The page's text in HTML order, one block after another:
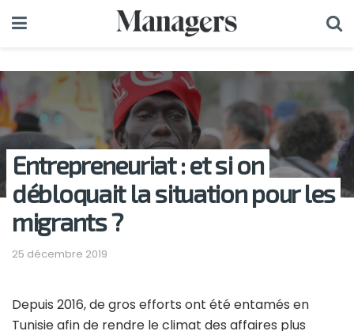
Entrepreneuriat : et si on
débloquait la situation pour les
migrants ?
25 décembre 2019
Depuis 2016, de gros efforts ont été entamés en
Tunisie afin de rendre le climat des affaires plus